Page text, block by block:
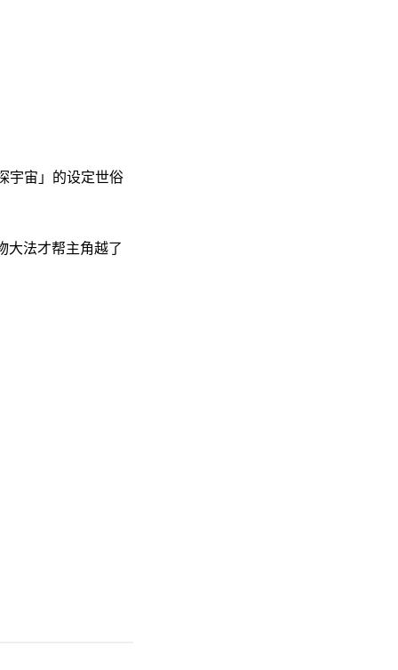
宇宙」的设定世俗
大法才帮主角越了